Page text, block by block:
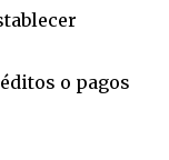
o pagos